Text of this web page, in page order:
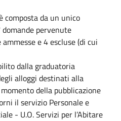
composta da un unico
pervenute
e 4 escluse (di cui
dalla graduatoria
alloggi destinati alla
della pubblicazione
il servizio Personale e
- U.O. Servizi per l’Abitare